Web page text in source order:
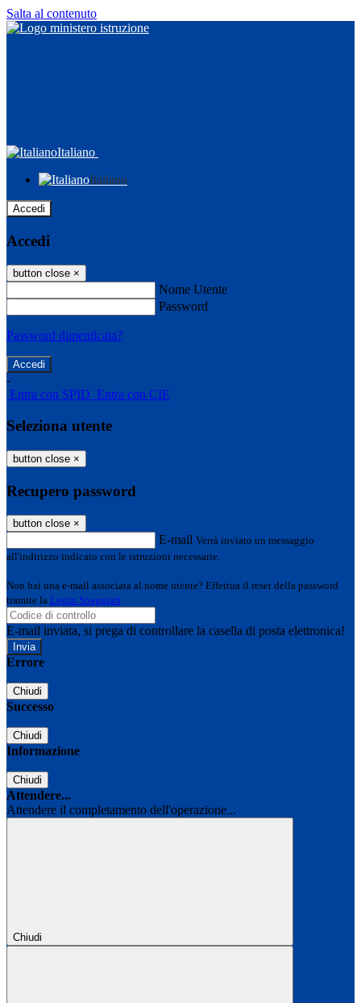
Salta al contenuto
Italiano
Italiano
Accedi
Accedi
button close ×
Nome Utente
Password
Password dimenticata?
-
Entra con SPID Entra con CIE
Seleziona utente
button close ×
Recupero password
button close ×
E-mail Verrà inviato un messaggio
all'indirizzo indicato con le istruzioni necessarie.
Non hai una e-mail associata al nome utente? Effettua il reset della password
tramite la Login Spaggiari
E-mail inviata, si prega di controllare la casella di posta elettronica!
Errore
Chiudi
Successo
Chiudi
Informazione
Chiudi
Attendere...
Attendere il completamento dell'operazione...
Chiudi